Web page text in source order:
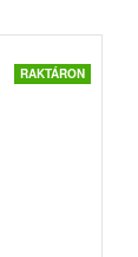
RAKTÁRON